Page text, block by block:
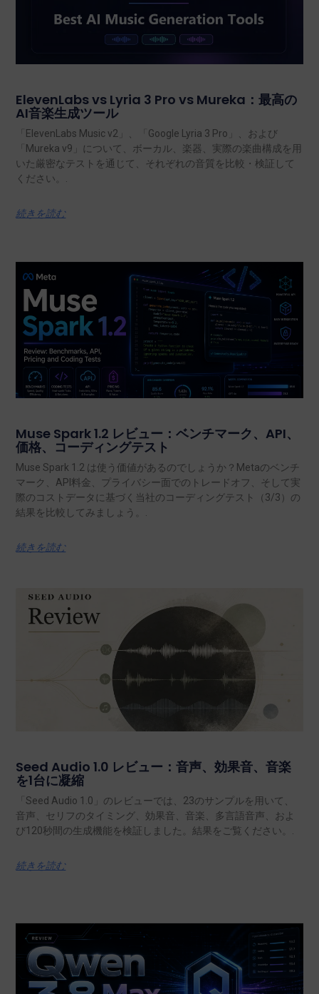
ElevenLabs vs Lyria 3 Pro vs Mureka：最高の
AI音楽生成ツール
「ElevenLabs Music v2」、「Google Lyria 3 Pro」、および
「Mureka v9」について、ボーカル、楽器、実際の楽曲構成を用
いた厳密なテストを通じて、それぞれの音質を比較・検証して
ください。.
続きを読む
Muse Spark 1.2 レビュー：ベンチマーク、API、
価格、コーディングテスト
Muse Spark 1.2 は使う価値があるのでしょうか？Metaのベンチ
マーク、API料金、プライバシー面でのトレードオフ、そして実
際のコストデータに基づく当社のコーディングテスト（3/3）の
結果を比較してみましょう。.
続きを読む
Seed Audio 1.0 レビュー：音声、効果音、音楽
を1台に凝縮
「Seed Audio 1.0」のレビューでは、23のサンプルを用いて、
音声、セリフのタイミング、効果音、音楽、多言語音声、およ
び120秒間の生成機能を検証しました。結果をご覧ください。.
続きを読む